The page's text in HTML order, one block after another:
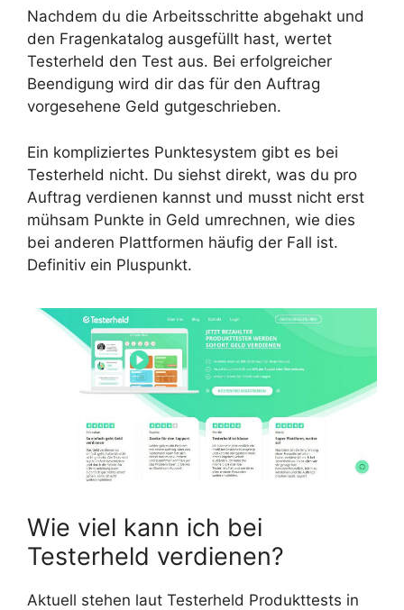
Nachdem du die Arbeitsschritte abgehakt und
den Fragenkatalog ausgefüllt hast, wertet
Testerheld den Test aus. Bei erfolgreicher
Beendigung wird dir das für den Auftrag
vorgesehene Geld gutgeschrieben.
Ein kompliziertes Punktesystem gibt es bei
Testerheld nicht. Du siehst direkt, was du pro
Auftrag verdienen kannst und musst nicht erst
mühsam Punkte in Geld umrechnen, wie dies
bei anderen Plattformen häufig der Fall ist.
Definitiv ein Pluspunkt.
Wie viel kann ich bei
Testerheld verdienen?
Aktuell stehen laut Testerheld Produkttests in